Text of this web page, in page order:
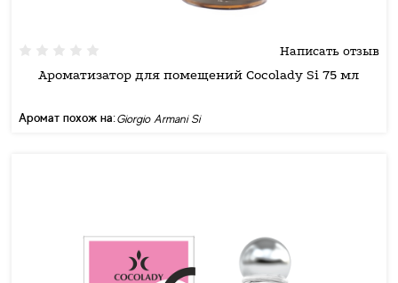
Написать отзыв
Ароматизатор для помещений Cocolady Si 75 мл
Аромат похож на:Giorgio Armani Si